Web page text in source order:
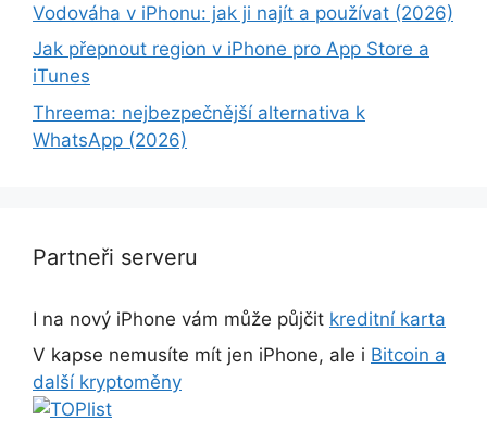
Vodováha v iPhonu: jak ji najít a používat (2026)
Jak přepnout region v iPhone pro App Store a
iTunes
Threema: nejbezpečnější alternativa k
WhatsApp (2026)
Partneři serveru
I na nový iPhone vám může půjčit kreditní karta
V kapse nemusíte mít jen iPhone, ale i Bitcoin a
další kryptoměny